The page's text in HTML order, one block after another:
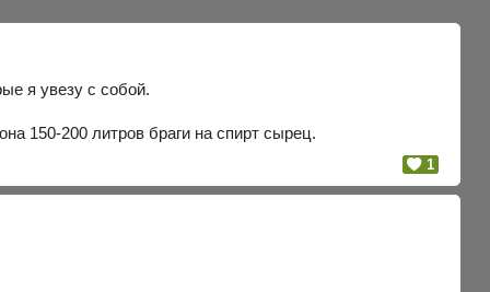
я увезу с собой.
150-200 литров браги на спирт сырец.
1